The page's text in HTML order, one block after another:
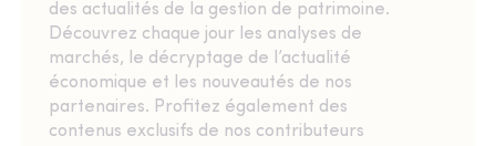
des actualités de la gestion de patrimoine.
Découvrez chaque jour les analyses de
marchés, le décryptage de l’actualité
économique et les nouveautés de nos
partenaires. Profitez également des
contenus exclusifs de nos contributeurs